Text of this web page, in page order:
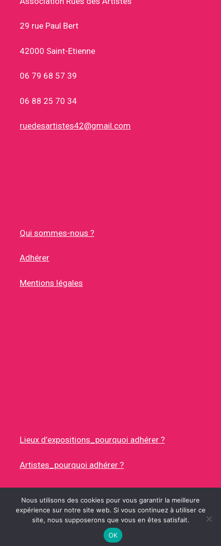
29 rue Paul Bert
42000 Saint-Etienne
06 79 68 57 39
06 88 25 70 34
ruedesartistes42@gmail.com
Qui sommes-nous ?
Adhérer
Mentions légales
Lieux d’expositions_pourquoi adhérer ?
Artistes_pourquoi adhérer ?
© 2026 RUES DES ARTISTES• CONSTRUIT AVEC
GENERATEPRESS
Nous utilisons des cookies pour vous garantir la meilleure
expérience sur notre site web. Si vous continuez à utiliser ce
site, nous supposerons que vous en êtes satisfait.
OK